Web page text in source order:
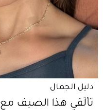
دليل الجمال
تألّقي هذا الصيف